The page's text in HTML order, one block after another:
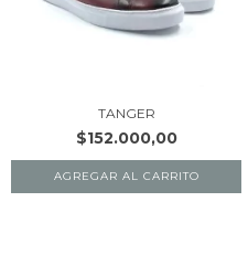
TANGER
$152.000,00
AGREGAR AL CARRITO